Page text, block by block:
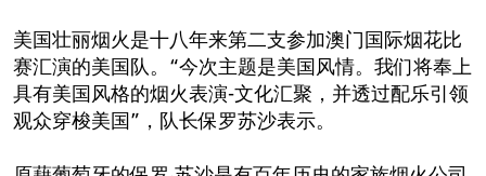
美国壮丽烟火是十八年来第二支参加澳门国际烟花比
赛汇演的美国队。“今次主题是美国风情。我们将奉上
具有美国风格的烟火表演-文化汇聚，并透过配乐引领
观众穿梭美国”，队长保罗苏沙表示。